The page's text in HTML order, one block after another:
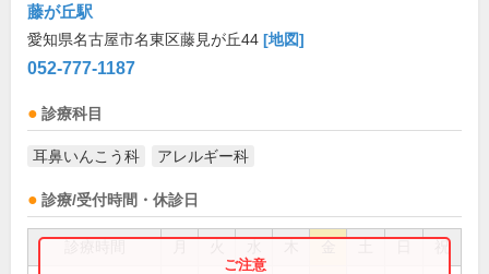
藤が丘駅
愛知県名古屋市名東区藤見が丘44 [地図]
052-777-1187
診療科目
耳鼻いんこう科 アレルギー科
診療/受付時間・休診日
祝